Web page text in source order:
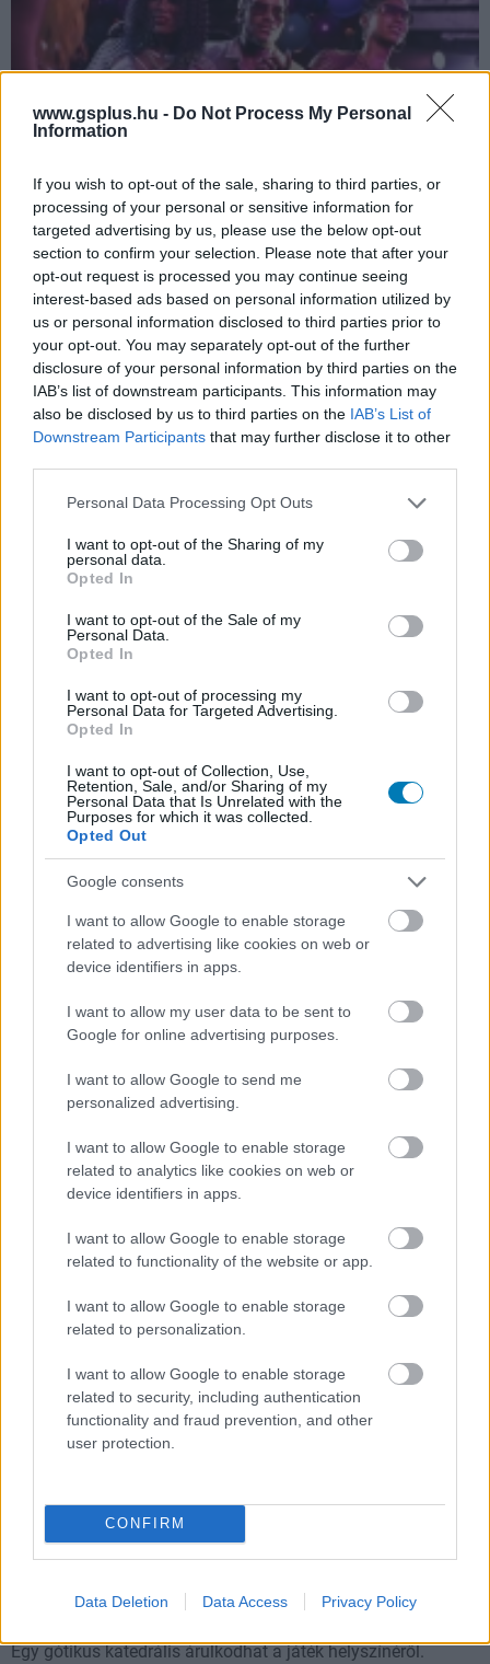
www.gsplus.hu - Do Not Process My Personal
Information
If you wish to opt-out of the sale, sharing to third parties, or
processing of your personal or sensitive information for
targeted advertising by us, please use the below opt-out
section to confirm your selection. Please note that after your
opt-out request is processed you may continue seeing
interest-based ads based on personal information utilized by
us or personal information disclosed to third parties prior to
your opt-out. You may separately opt-out of the further
disclosure of your personal information by third parties on the
IAB’s list of downstream participants. This information may
also be disclosed by us to third parties on the IAB’s List of
Downstream Participants that may further disclose it to other
Please note that this website/app uses one or more Google
not limited to your visit or usage behaviour. You may click to
grant or deny consent to Google and its third-party tags to
use your data for below specified purposes in below Google
consent section.
Personal Data Processing Opt Outs
I want to opt-out of the Sharing of my
personal data.
Opted In
I want to opt-out of the Sale of my
Personal Data.
Opted In
I want to opt-out of processing my
Personal Data for Targeted Advertising.
Opted In
I want to opt-out of Collection, Use,
Retention, Sale, and/or Sharing of my
Personal Data that Is Unrelated with the
Purposes for which it was collected.
Opted Out
Google consents
I want to allow Google to enable storage
related to advertising like cookies on web or
device identifiers in apps.
I want to allow my user data to be sent to
Google for online advertising purposes.
I want to allow Google to send me
personalized advertising.
I want to allow Google to enable storage
related to analytics like cookies on web or
device identifiers in apps.
I want to allow Google to enable storage
related to functionality of the website or app.
I want to allow Google to enable storage
related to personalization.
I want to allow Google to enable storage
related to security, including authentication
functionality and fraud prevention, and other
user protection.
CONFIRM
Data Deletion Data Access Privacy Policy
Újabb szivárgás: vajon ez lehet majd a GTA 6 egyik
főcímdala?
| 2026.07.27 14:20
A GTA 6 körüli szivárgáscunami sosem áll le igazán, most
viszont tényleg megvan az esély rá, hogy Jason és Lucia a
Motown egyik legnagyobb klasszikusára fognak menekülni
a zsaruk elől.
A hackereknek fel sem kellett törniük a Chick-fil-A
pcwplus.hu| 2026.07.27 12:17
Újrahasznált jelszavakkal jutottak be az ügyfélfiókokba.
szivárgásokért
| 2026.07.25 22:00
A gyártási folyamat több pontja is szóba került a San Diego
Comic-Con 2026 alatt, ahol Lauren Montgomery mesélt az
Avatar Aang történetéről.
Hexéből
Egy gótikus katedrális árulkodhat a játék helyszínéről.